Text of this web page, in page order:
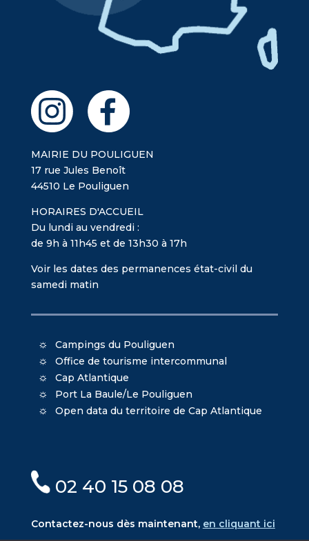
MAIRIE DU POULIGUEN
17 rue Jules Benoît
44510 Le Pouliguen
HORAIRES D'ACCUEIL
Du lundi au vendredi :
de 9h à 11h45 et de 13h30 à 17h
Voir les dates des permanences état-civil du
samedi matin
Campings du Pouliguen
Office de tourisme intercommunal
Cap Atlantique
Port La Baule/Le Pouliguen
Open data du territoire de Cap Atlantique
02 40 15 08 08
Contactez-nous dès maintenant, en cliquant ici